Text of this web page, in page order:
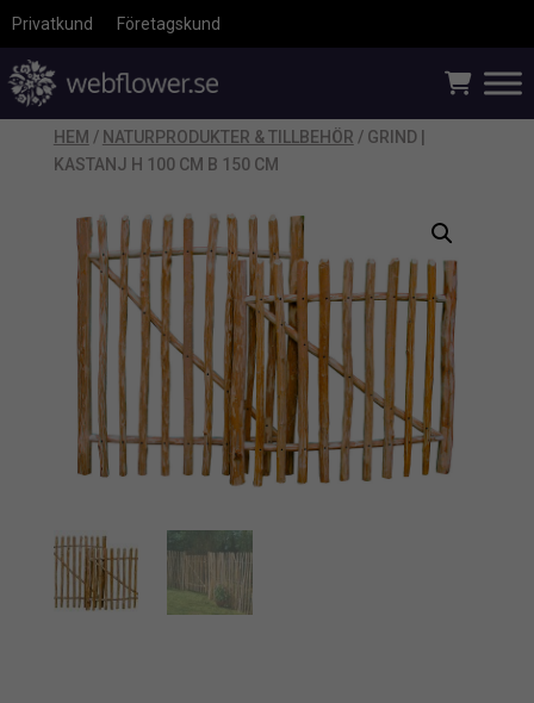
Privatkund Företagskund
HEM / NATURPRODUKTER & TILLBEHÖR / GRIND |
KASTANJ H 100 CM B 150 CM